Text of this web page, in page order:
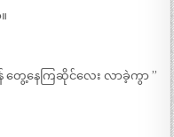
န် တွေ့နေကြဆိုင်လေး လာခဲ့ကွာ ”